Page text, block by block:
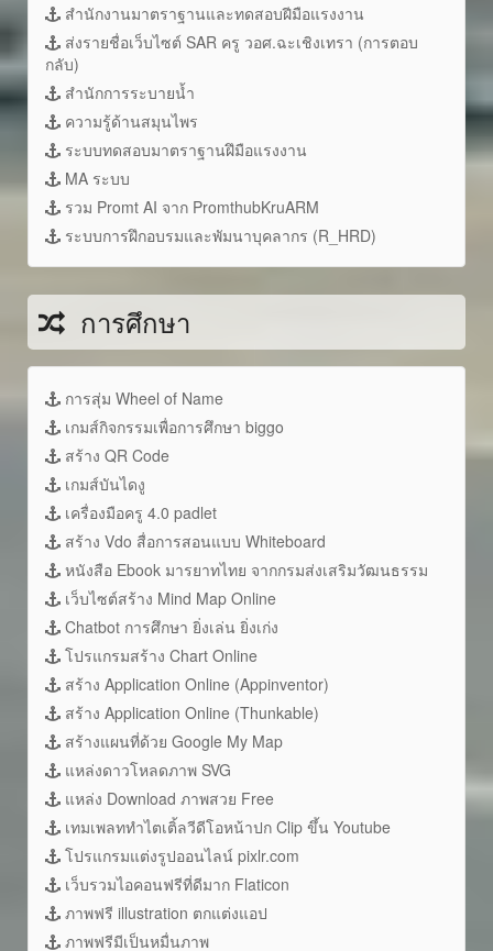
สำนักงานมาตราฐานและทดสอบฝีมือแรงงาน
ส่งรายชื่อเว็บไซต์ SAR ครู วอศ.ฉะเชิงเทรา (การตอบ
กลับ)
สำนักการระบายน้ำ
ความรู้ด้านสมุนไพร
ระบบทดสอบมาตราฐานฝึมือแรงงาน
MA ระบบ
รวม Promt AI จาก PromthubKruARM
ระบบการฝึกอบรมและพัมนาบุคลากร (R_HRD)
การศึกษา
การสุ่ม Wheel of Name
เกมส์กิจกรรมเพื่อการศึกษา biggo
สร้าง QR Code
เกมส์บันไดงู
เครื่องมือครู 4.0 padlet
สร้าง Vdo สื่อการสอนแบบ Whiteboard
หนังสือ Ebook มารยาทไทย จากกรมส่งเสริมวัฒนธรรม
เว็บไซต์สร้าง Mind Map Online
Chatbot การศึกษา ยิ่งเล่น ยิ่งเก่ง
โปรแกรมสร้าง Chart Online
สร้าง Application Online (Appinventor)
สร้าง Application Online (Thunkable)
สร้างแผนที่ด้วย Google My Map
แหล่งดาวโหลดภาพ SVG
แหล่ง Download ภาพสวย Free
เทมเพลททำไตเติ้ลวีดีโอหน้าปก Clip ขึ้น Youtube
โปรแกรมแต่งรูปออนไลน์ pixlr.com
เว็บรวมไอคอนฟรีที่ดีมาก Flaticon
ภาพฟรี illustration ตกแต่งแอป
ภาพฟรีมีเป็นหมื่นภาพ